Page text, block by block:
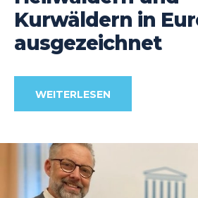
Kurwäldern in
ausgezeichnet
WEITERLESEN